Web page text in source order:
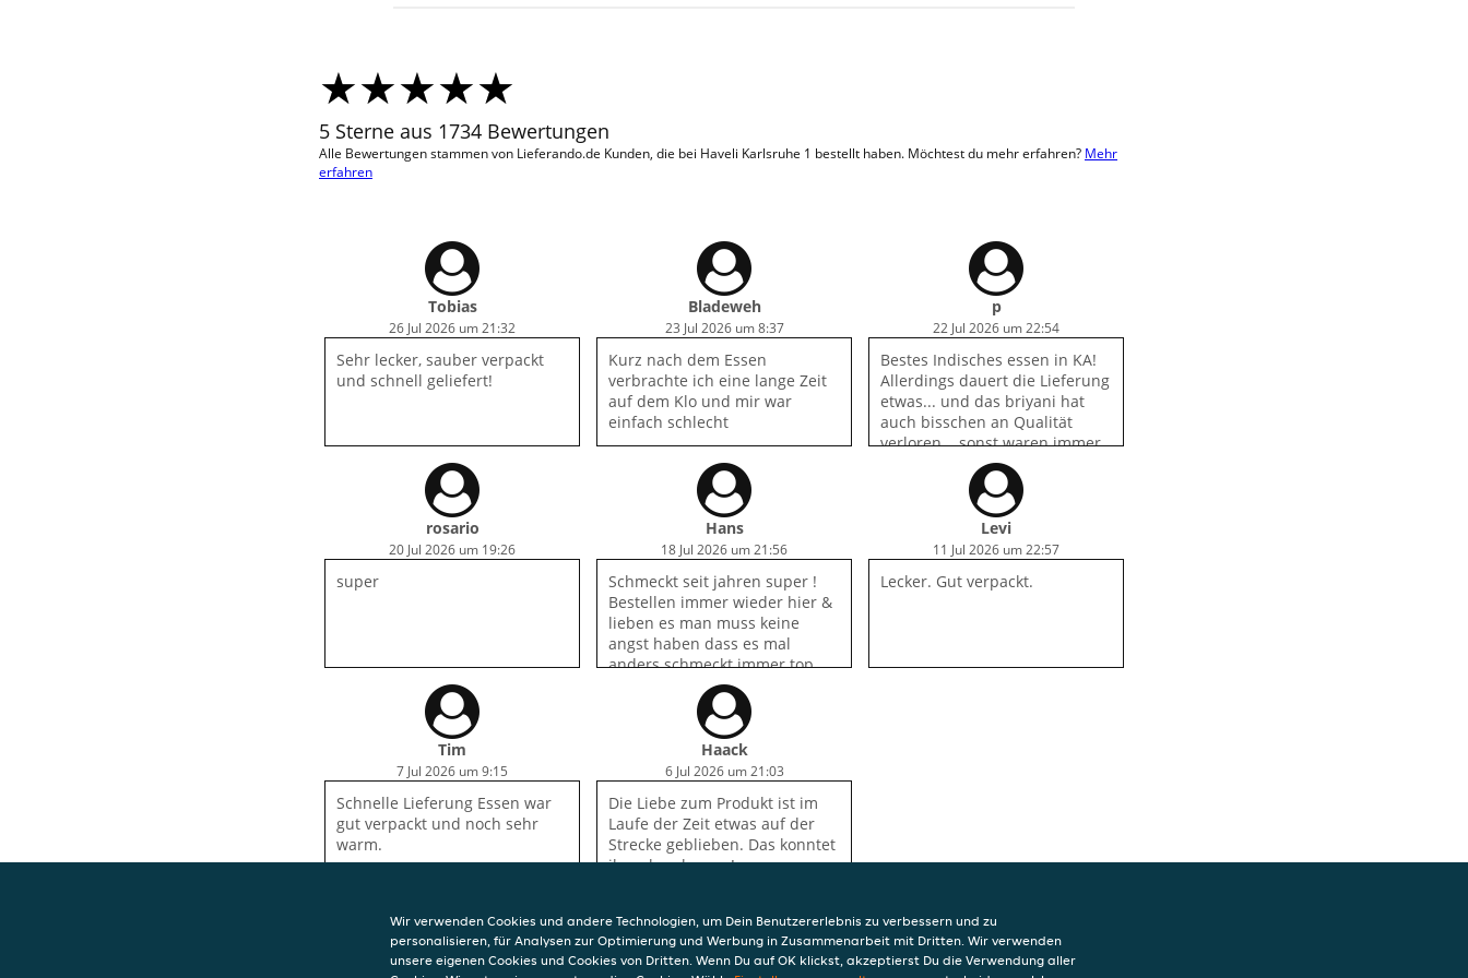
5 Sterne aus 1734 Bewertungen
Alle Bewertungen stammen von Lieferando.de Kunden, die bei Haveli Karlsruhe 1 bestellt haben. Möchtest du mehr erfahren? Mehr
erfahren
Tobias
26 Jul 2026 um 21:32
Sehr lecker, sauber verpackt
und schnell geliefert!
Bladeweh
23 Jul 2026 um 8:37
Kurz nach dem Essen
verbrachte ich eine lange Zeit
auf dem Klo und mir war
einfach schlecht
p
22 Jul 2026 um 22:54
Bestes Indisches essen in KA!
Allerdings dauert die Lieferung
etwas... und das briyani hat
auch bisschen an Qualität
verloren... sonst waren immer
vereinzelt Rosinen und
Kartotten/Ingwer stücke dabei
und das war eigt gut fürs auge
und für den Geschmack
rosario
20 Jul 2026 um 19:26
super
Hans
18 Jul 2026 um 21:56
Schmeckt seit jahren super !
Bestellen immer wieder hier &
lieben es man muss keine
angst haben dass es mal
anders schmeckt immer top
Qualität & geschmack :)
Levi
11 Jul 2026 um 22:57
Lecker. Gut verpackt.
Tim
7 Jul 2026 um 9:15
Schnelle Lieferung Essen war
gut verpackt und noch sehr
warm.
Haack
6 Jul 2026 um 21:03
Die Liebe zum Produkt ist im
Laufe der Zeit etwas auf der
Strecke geblieben. Das konntet
ihr schon besser!
wie bspw. Ingwer. Die Realität
war Soße, Fleisch und Reis.
Geschmack ok, dennoch
Wir verwenden Cookies und andere Technologien, um Dein Benutzererlebnis zu verbessern und zu
personalisieren, für Analysen zur Optimierung und Werbung in Zusammenarbeit mit Dritten. Wir verwenden
unsere eigenen Cookies und Cookies von Dritten. Wenn Du auf OK klickst, akzeptierst Du die Verwendung aller